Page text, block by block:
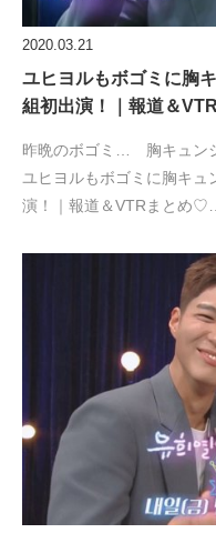
2020.03.21
ユヒヨルもボゴミに胸
組初出演！｜報道＆
昨晩のボゴミ… 胸キュン
ユヒヨルもボゴミに胸キ
演！｜報道＆VTRまとめ♡…